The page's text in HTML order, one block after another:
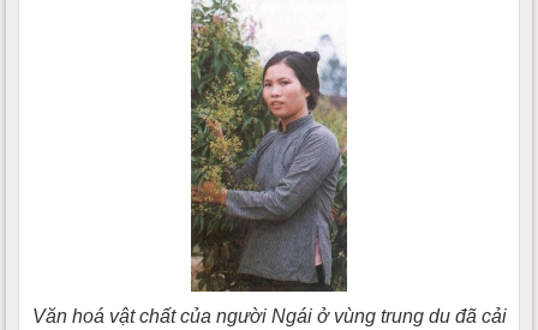
Văn hoá vật chất của người Ngái ở vùng trung du đã cải